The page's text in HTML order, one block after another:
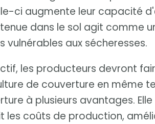
ci augmente leur capacité
dans le sol agit comme
vulnérables aux sécheresses.
les producteurs devront
de couverture en même
à plusieurs avantages.
les coûts de production,